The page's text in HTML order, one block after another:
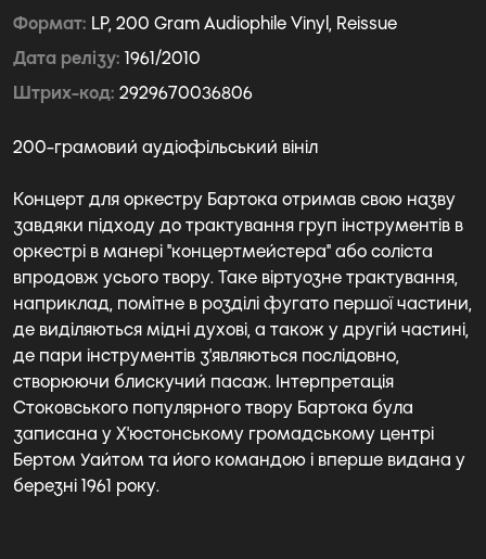
Формат LP, 200 Gram Audiophile Vinyl, Reissue
Дата релізу 1961/2010
Штрих-код 2929670036806
200-грамовий аудіофільський вініл
Концерт для оркестру Бартока отримав свою назву
завдяки підходу до трактування груп інструментів в
оркестрі в манері "концертмейстера" або соліста
впродовж усього твору. Таке віртуозне трактування,
наприклад, помітне в розділі фугато першої частини,
де виділяються мідні духові, а також у другій частині,
де пари інструментів з'являються послідовно,
створюючи блискучий пасаж. Інтерпретація
Стоковського популярного твору Бартока була
записана у Х'юстонському громадському центрі
Бертом Уайтом та його командою і вперше видана у
березні 1961 року.